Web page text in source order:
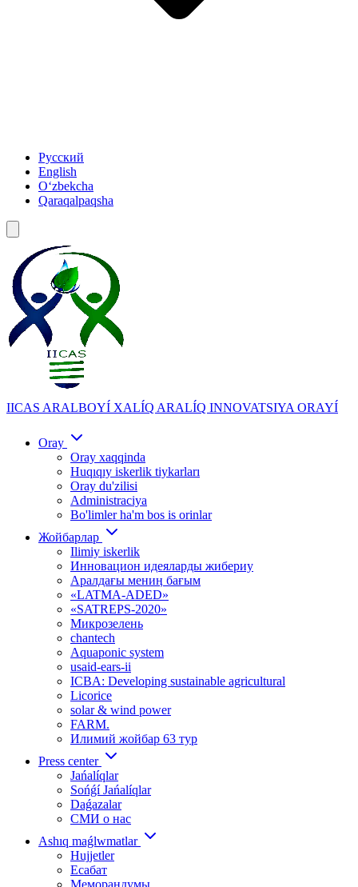
Русский
English
Oʻzbekcha
Qaraqalpaqsha
IICAS ARALBOYÍ XALÍQ ARALÍQ INNOVATSIYA ORAYÍ
Oray
Oray xaqqinda
Huqıqıy iskerlik tiykarları
Oray du'zilisi
Administraciya
Bo'limler ha'm bos is orinlar
Жойбарлар
Ilimiy iskerlik
Инновацион идеяларды жибериу
Аралдағы мениӊ бағым
«LATMA-ADED»
«SATREPS-2020»
Микрозелень
chantech
Aquaponic system
usaid-ears-ii
ICBA: Developing sustainable agricultural
Licorice
solar & wind power
FARM.
Илимий жойбар 63 тур
Press center
Jańalíqlar
Sońǵí Jańalíqlar
Daǵazalar
СМИ о нас
Ashıq maǵlwmatlar
Hujjetler
Есабат
Меморандумы